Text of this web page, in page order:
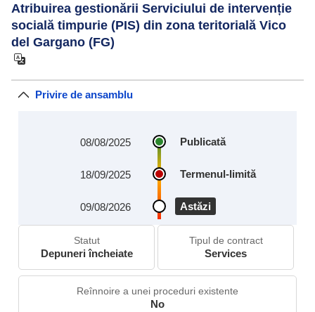
Atribuirea gestionării Serviciului de intervenție
socială timpurie (PIS) din zona teritorială Vico
del Gargano (FG)
Privire de ansamblu
Publicată
08/08/2025
Termenul-limită
18/09/2025
Astăzi
09/08/2026
Statut
Depuneri încheiate
Tipul de contract
Services
Reînnoire a unei proceduri existente
No